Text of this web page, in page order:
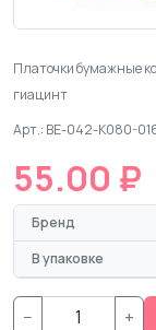
Платочки бумажные
гиацинт
Арт.: BE-042-K080-
55.00 ₽
Бренд
В упаковке
− +